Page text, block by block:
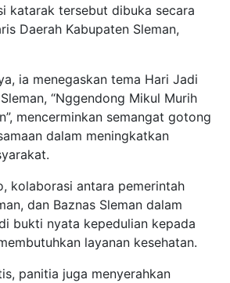
katarak tersebut dibuka secara
Daerah Kabupaten Sleman,
ia menegaskan tema Hari Jadi
“Nggendong Mikul Murih
mencerminkan semangat gotong
dalam meningkatkan
kolaborasi antara pemerintah
dan Baznas Sleman dalam
bukti nyata kepedulian kepada
layanan kesehatan.
panitia juga menyerahkan